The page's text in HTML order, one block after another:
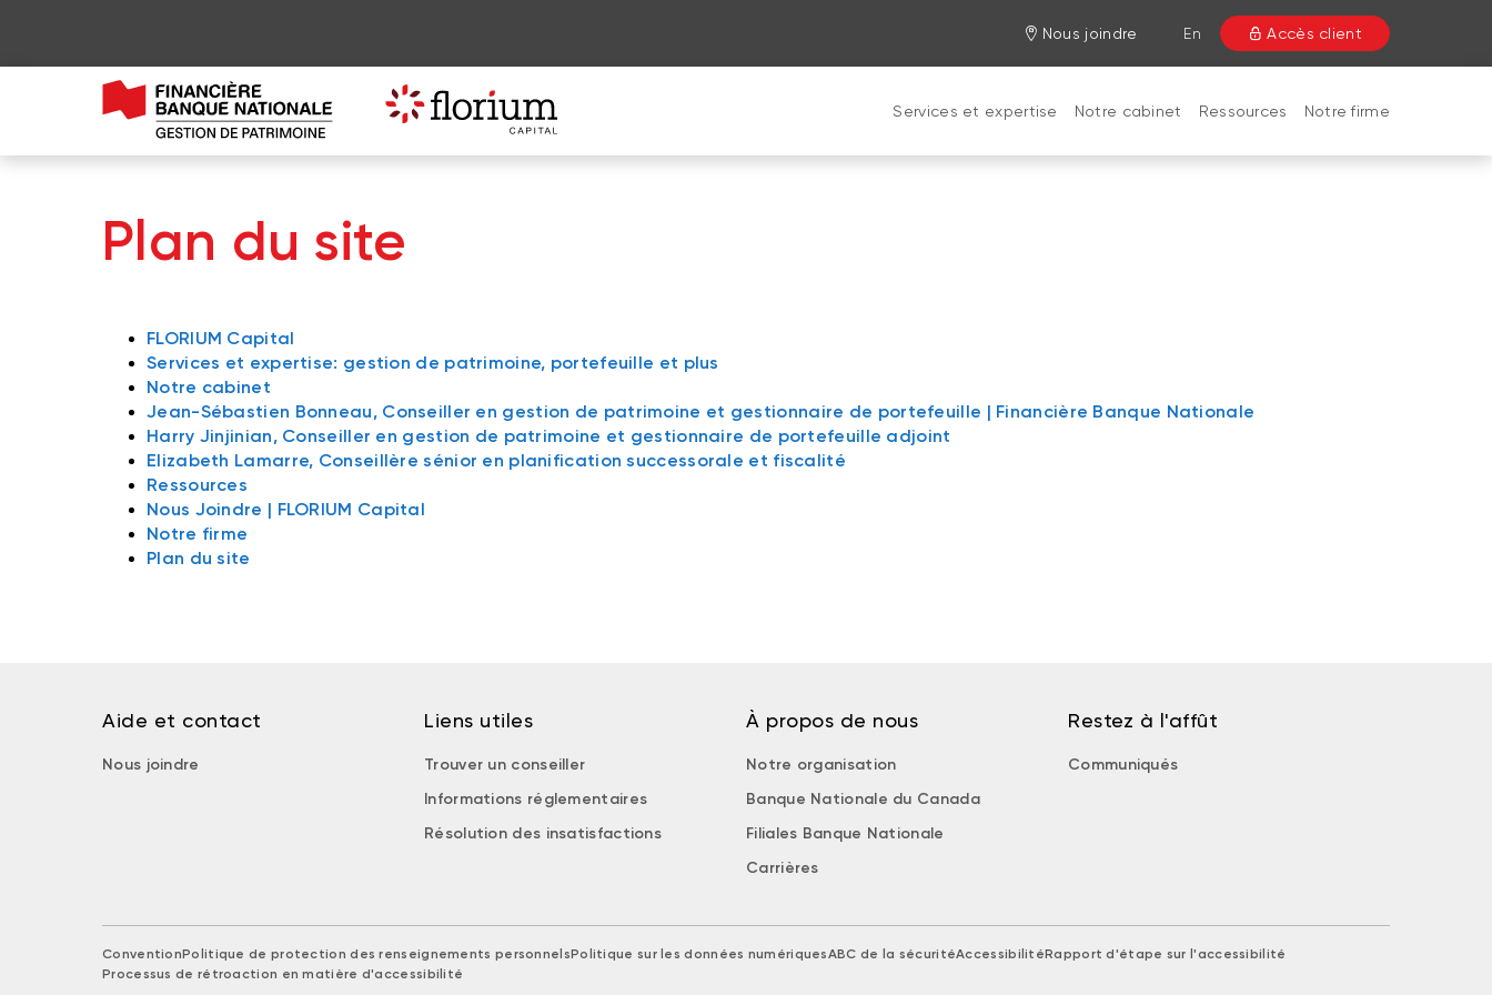
Nous joindre En Accès client
Services et expertise​ Notre cabinet Ressources​ Notre firme
Plan du site
FLORIUM Capital
Services et expertise​: gestion de patrimoine, portefeuille et plus
Notre cabinet
Jean-Sébastien Bonneau, Conseiller en gestion de patrimoine et gestionnaire de portefeuille | Financière Banque Nationale
Harry Jinjinian, Conseiller en gestion de patrimoine et gestionnaire de portefeuille adjoint
Elizabeth Lamarre, Conseillère sénior en planification successorale et fiscalité
Ressources​
Nous Joindre | FLORIUM Capital
Notre firme
Plan du site
Aide et contact
Nous joindre
Liens utiles
Trouver un conseiller
Informations réglementaires
Résolution des insatisfactions
À propos de nous
Notre organisation
Banque Nationale du Canada
Filiales Banque Nationale
Carrières
Restez à l'affût
Communiqués
ConventionPolitique de protection des renseignements personnelsPolitique sur les données numériquesABC de la sécuritéAccessibilitéRapport d'étape sur l'accessibilité
Processus de rétroaction en matière d'accessibilité